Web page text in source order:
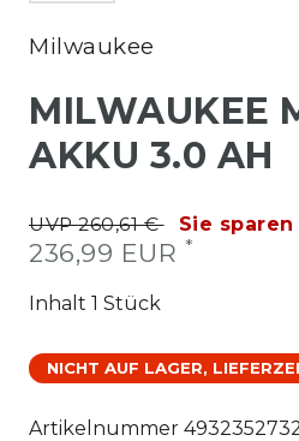
Milwaukee
MILWAUKEE
AKKU 3.0 AH
UVP 260,61 € Sie sparen
236,99 EUR *
Inhalt 1 Stück
NICHT AUF LAGER,
Artikelnummer